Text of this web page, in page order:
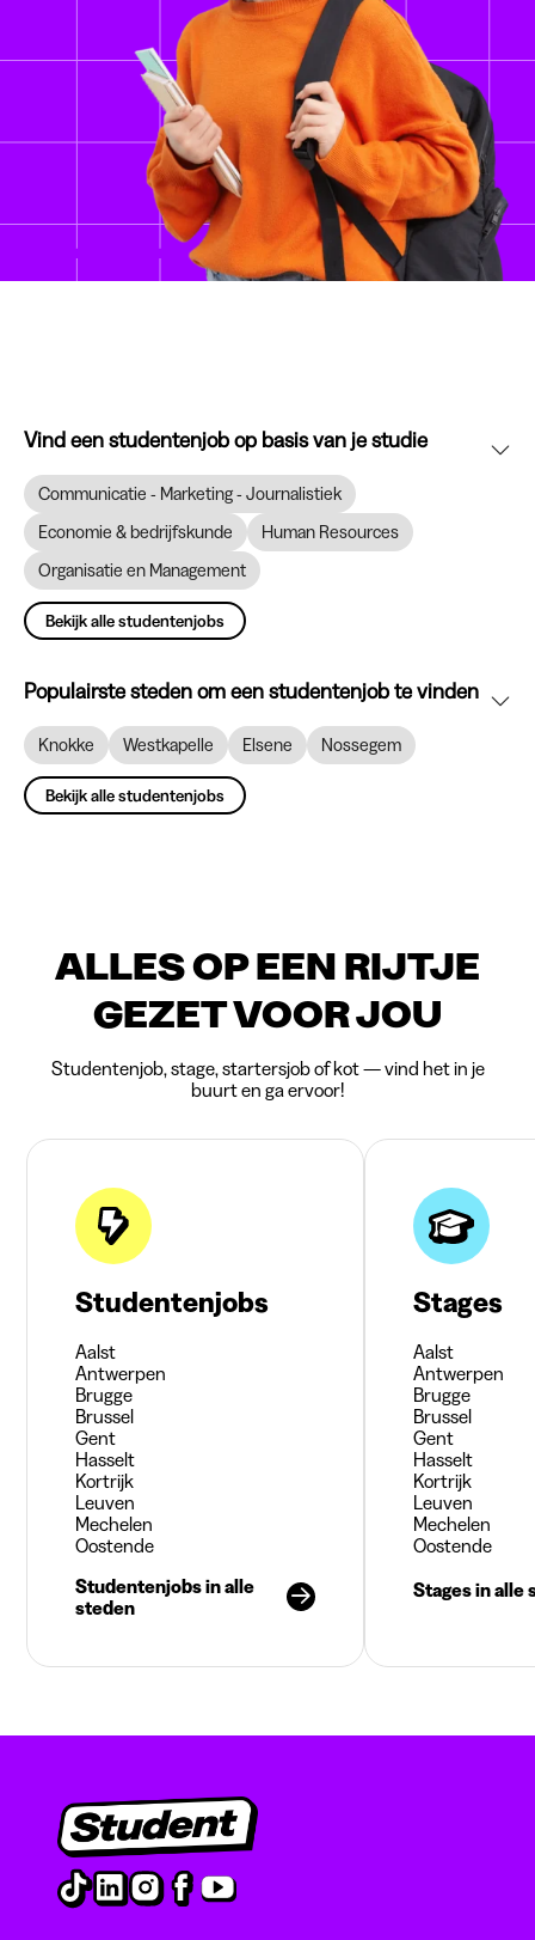
Vind een studentenjob op basis van je studie
Communicatie - Marketing - Journalistiek
Economie & bedrijfskunde
Human Resources
Organisatie en Management
Bekijk alle studentenjobs
Populairste steden om een studentenjob te vinden
Knokke Westkapelle Elsene Nossegem
Bekijk alle studentenjobs
ALLES OP EEN RIJTJE
GEZET VOOR JOU
Studentenjob, stage, startersjob of kot — vind het in je
buurt en ga ervoor!
Studentenjobs
Aalst
Antwerpen
Brugge
Brussel
Gent
Hasselt
Kortrijk
Leuven
Mechelen
Oostende
Studentenjobs in alle
steden
Stages
Aalst
Antwerpen
Brugge
Brussel
Gent
Hasselt
Kortrijk
Leuven
Mechelen
Oostende
Stages in alle